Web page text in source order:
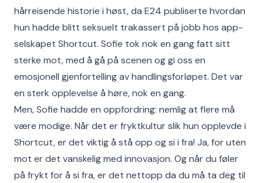
hårreisende historie i høst, da E24 publiserte hvordan
hun hadde blitt seksuelt trakassert på jobb hos app-
selskapet Shortcut. Sofie tok nok en gang fatt sitt
sterke mot, med å gå på scenen og gi oss en
emosjonell gjenfortelling av handlingsforløpet. Det var
en sterk opplevelse å høre, nok en gang.
Men, Sofie hadde en oppfordring: nemlig at flere må
være modige. Når det er fryktkultur slik hun opplevde i
Shortcut, er det viktig å stå opp og si i fra! Ja, for uten
mot er det vanskelig med innovasjon. Og når du føler
på frykt for å si fra, er det nettopp da du må ta deg til